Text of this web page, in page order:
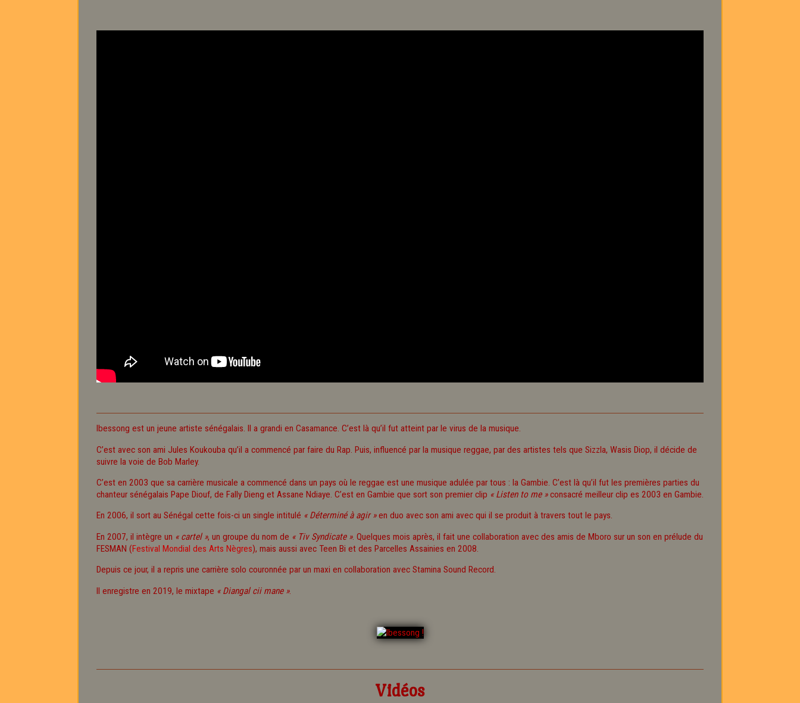
Ibessong est un jeune artiste sénégalais. Il a grandi en Casamance. C’est là qu’il fut atteint par le virus de la musique.
C’est avec son ami Jules Koukouba qu’il a commencé par faire du Rap. Puis, influencé par la musique reggae, par des artistes tels que Sizzla, Wasis Diop, il décide de
suivre la voie de Bob Marley.
C’est en 2003 que sa carrière musicale a commencé dans un pays où le reggae est une musique adulée par tous : la Gambie. C’est là qu’il fut les premières parties du
chanteur sénégalais Pape Diouf, de Fally Dieng et Assane Ndiaye. C’est en Gambie que sort son premier clip « Listen to me »consacré meilleur clip es 2003 en Gambie.
En 2006, il sort au Sénégal cette fois-ci un single intitulé « Déterminé à agir »en duo avec son ami avec qui il se produit à travers tout le pays.
En 2007, il intègre un « cartel », un groupe du nom de « Tiv Syndicate ». Quelques mois après, il fait une collaboration avec des amis de Mboro sur un son en prélude du
FESMAN (Festival Mondial des Arts Nègres), mais aussi avec Teen Bi et des Parcelles Assainies en 2008.
Depuis ce jour, il a repris une carrière solo couronnée par un maxi en collaboration avec Stamina Sound Record.
Il enregistre en 2019, le mixtape « Diangal cii mane ».
Vidéos